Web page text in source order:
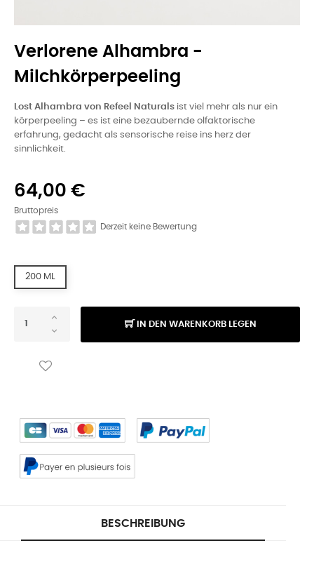
Verlorene Alhambra -
Milchkörperpeeling
Lost Alhambra von Refeel Naturals ist viel mehr als nur ein
körperpeeling – es ist eine bezaubernde olfaktorische
erfahrung, gedacht als sensorische reise ins herz der
sinnlichkeit.
64,00 €
Bruttopreis
Derzeit keine Bewertung
200 ML
IN DEN WARENKORB LEGEN
BESCHREIBUNG